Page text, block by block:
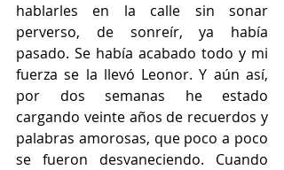
hablarles en la calle sin sonar
perverso, de sonreír, ya había
pasado. Se había acabado todo y mi
fuerza se la llevó Leonor. Y aún así,
por dos semanas he estado
cargando veinte años de recuerdos y
palabras amorosas, que poco a poco
se fueron desvaneciendo. Cuando